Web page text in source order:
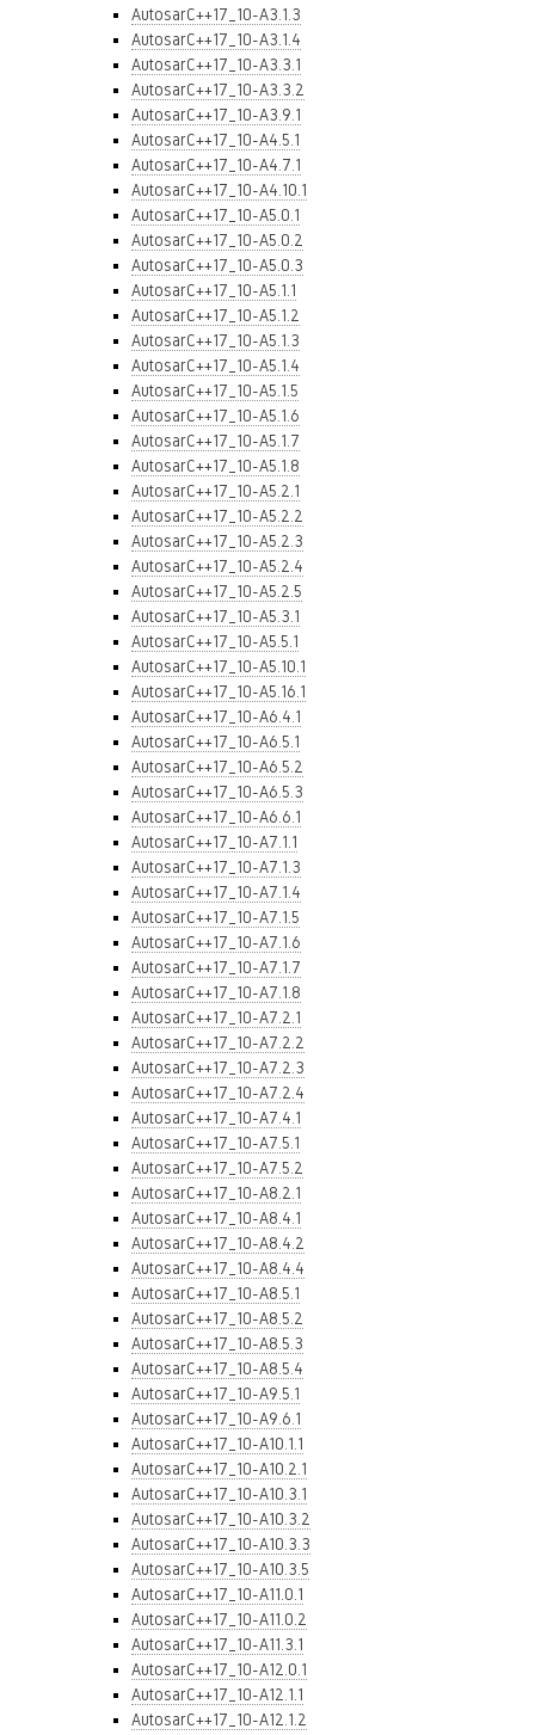
AutosarC++17_10-A3.1.3
AutosarC++17_10-A3.1.4
AutosarC++17_10-A3.3.1
AutosarC++17_10-A3.3.2
AutosarC++17_10-A3.9.1
AutosarC++17_10-A4.5.1
AutosarC++17_10-A4.7.1
AutosarC++17_10-A4.10.1
AutosarC++17_10-A5.0.1
AutosarC++17_10-A5.0.2
AutosarC++17_10-A5.0.3
AutosarC++17_10-A5.1.1
AutosarC++17_10-A5.1.2
AutosarC++17_10-A5.1.3
AutosarC++17_10-A5.1.4
AutosarC++17_10-A5.1.5
AutosarC++17_10-A5.1.6
AutosarC++17_10-A5.1.7
AutosarC++17_10-A5.1.8
AutosarC++17_10-A5.2.1
AutosarC++17_10-A5.2.2
AutosarC++17_10-A5.2.3
AutosarC++17_10-A5.2.4
AutosarC++17_10-A5.2.5
AutosarC++17_10-A5.3.1
AutosarC++17_10-A5.5.1
AutosarC++17_10-A5.10.1
AutosarC++17_10-A5.16.1
AutosarC++17_10-A6.4.1
AutosarC++17_10-A6.5.1
AutosarC++17_10-A6.5.2
AutosarC++17_10-A6.5.3
AutosarC++17_10-A6.6.1
AutosarC++17_10-A7.1.1
AutosarC++17_10-A7.1.3
AutosarC++17_10-A7.1.4
AutosarC++17_10-A7.1.5
AutosarC++17_10-A7.1.6
AutosarC++17_10-A7.1.7
AutosarC++17_10-A7.1.8
AutosarC++17_10-A7.2.1
AutosarC++17_10-A7.2.2
AutosarC++17_10-A7.2.3
AutosarC++17_10-A7.2.4
AutosarC++17_10-A7.4.1
AutosarC++17_10-A7.5.1
AutosarC++17_10-A7.5.2
AutosarC++17_10-A8.2.1
AutosarC++17_10-A8.4.1
AutosarC++17_10-A8.4.2
AutosarC++17_10-A8.4.4
AutosarC++17_10-A8.5.1
AutosarC++17_10-A8.5.2
AutosarC++17_10-A8.5.3
AutosarC++17_10-A8.5.4
AutosarC++17_10-A9.5.1
AutosarC++17_10-A9.6.1
AutosarC++17_10-A10.1.1
AutosarC++17_10-A10.2.1
AutosarC++17_10-A10.3.1
AutosarC++17_10-A10.3.2
AutosarC++17_10-A10.3.3
AutosarC++17_10-A10.3.5
AutosarC++17_10-A11.0.1
AutosarC++17_10-A11.0.2
AutosarC++17_10-A11.3.1
AutosarC++17_10-A12.0.1
AutosarC++17_10-A12.1.1
AutosarC++17_10-A12.1.2